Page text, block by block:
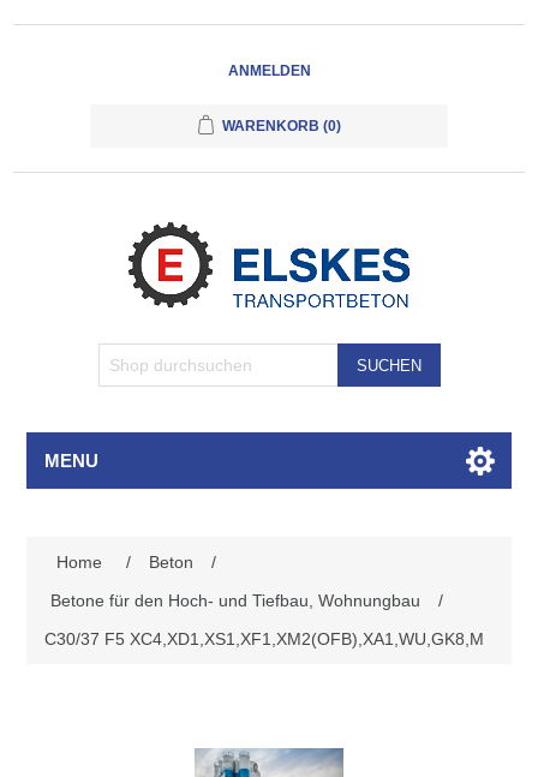
ANMELDEN
WARENKORB (0)
SUCHEN
MENU
Home / Beton
/
Betone für den Hoch- und Tiefbau, Wohnungbau
/
C30/37 F5 XC4,XD1,XS1,XF1,XM2(OFB),XA1,WU,GK8,M